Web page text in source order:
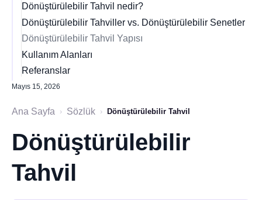
Dönüştürülebilir Tahvil nedir?
Dönüştürülebilir Tahviller vs. Dönüştürülebilir Senetler
Dönüştürülebilir Tahvil Yapısı
Kullanım Alanları
Referanslar
Mayıs 15, 2026
Ana Sayfa › Sözlük › Dönüştürülebilir Tahvil
Dönüştürülebilir
Tahvil